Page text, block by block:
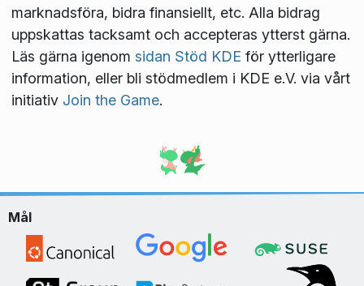
marknadsföra, bidra finansiellt, etc. Alla bidrag
uppskattas tacksamt och accepteras ytterst gärna.
Läs gärna igenom sidan Stöd KDE för ytterligare
information, eller bli stödmedlem i KDE e.V. via vårt
initiativ Join the Game.
Mål